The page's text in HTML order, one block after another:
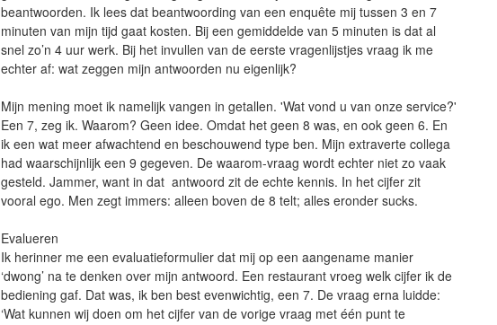
beantwoorden. Ik lees dat beantwoording van een enquête mij tussen 3 en 7
minuten van mijn tijd gaat kosten. Bij een gemiddelde van 5 minuten is dat al
snel zo’n 4 uur werk. Bij het invullen van de eerste vragenlijstjes vraag ik me
echter af: wat zeggen mijn antwoorden nu eigenlijk?
Mijn mening moet ik namelijk vangen in getallen. 'Wat vond u van onze service?'
Een 7, zeg ik. Waarom? Geen idee. Omdat het geen 8 was, en ook geen 6. En
ik een wat meer afwachtend en beschouwend type ben. Mijn extraverte collega
had waarschijnlijk een 9 gegeven. De waarom-vraag wordt echter niet zo vaak
gesteld. Jammer, want in dat antwoord zit de echte kennis. In het cijfer zit
vooral ego. Men zegt immers: alleen boven de 8 telt; alles eronder sucks.
Evalueren
Ik herinner me een evaluatieformulier dat mij op een aangename manier
‘dwong’ na te denken over mijn antwoord. Een restaurant vroeg welk cijfer ik de
bediening gaf. Dat was, ik ben best evenwichtig, een 7. De vraag erna luidde:
‘Wat kunnen wij doen om het cijfer van de vorige vraag met één punt te